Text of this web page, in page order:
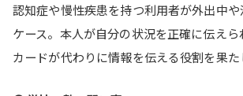
認知症や慢性疾患を持つ利用者が外出中
ケース。本人が自分の状況を正確に伝えら
カードが代わりに情報を伝える役割を果た